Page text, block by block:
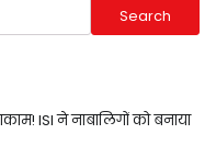
Search
ISI ने नाबालिगों को बनाया